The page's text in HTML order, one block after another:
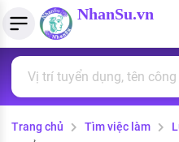
NhanSu.vn
Tìm việc làm
Việc làm ngành luật
Quản lý CV
Tải CV lên
Tính lương Gross - Net
Tính thuế thu nhập cá
PHÁP LUẬT VIỆT NAM
Văn bản pháp luật
Trang chủ Tìm việc làm